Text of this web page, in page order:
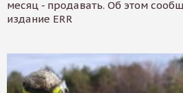
месяц - продавать. Об этом
издание ERR